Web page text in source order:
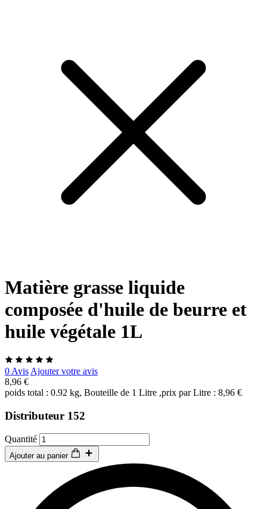
Matière grasse liquide
composée d'huile de beurre et
huile végétale 1L
0 Avis Ajouter votre avis
8,96 €
poids total : 0.92 kg, Bouteille de 1 Litre ,prix par Litre : 8,96 €
Distributeur 152
Quantité
Ajouter au panier